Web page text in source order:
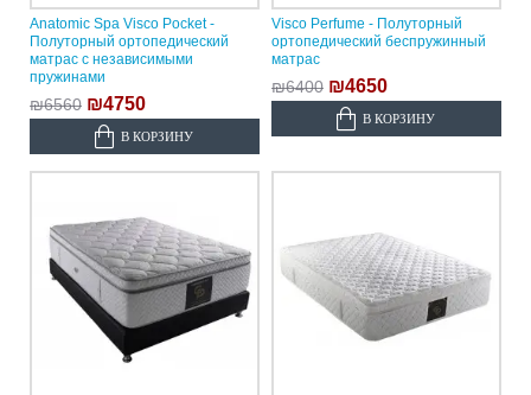
Anatomic Spa Visco Pocket -
Полуторный ортопедический
матрас с независимыми
пружинами
₪6560 ₪4750
В КОРЗИНУ
Visco Perfume - Полуторный
ортопедический беспружинный
матрас
₪6400 ₪4650
В КОРЗИНУ